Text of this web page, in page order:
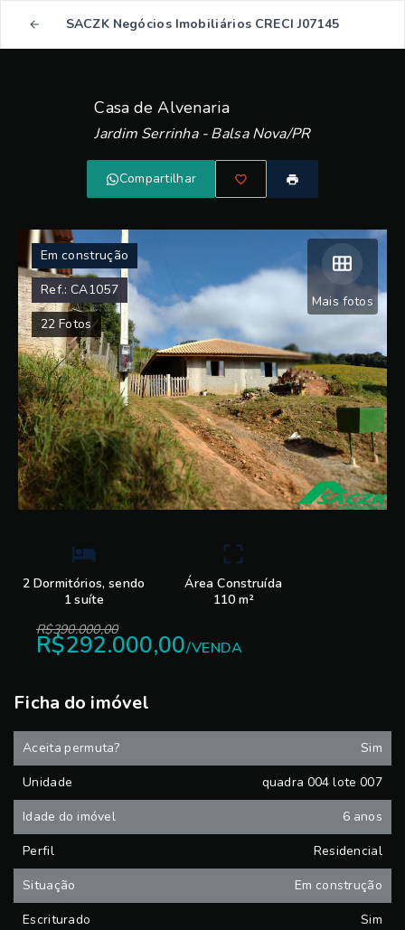
SACZK Negócios Imobiliários CRECI J07145
Casa de Alvenaria
Jardim Serrinha - Balsa Nova/PR
Compartilhar
Mais fotos
Em construção
Ref.:CA1057
22 Fotos
2 Dormitórios, sendo
1 suíte
Área Construída
110 m²
R$390.000,00
R$292.000,00/VENDA
Ficha do imóvel
Aceita permuta?
Sim
Unidade
quadra 004 lote 007
Idade do imóvel
6 anos
Perfil
Residencial
Situação
Em construção
Escriturado
Sim